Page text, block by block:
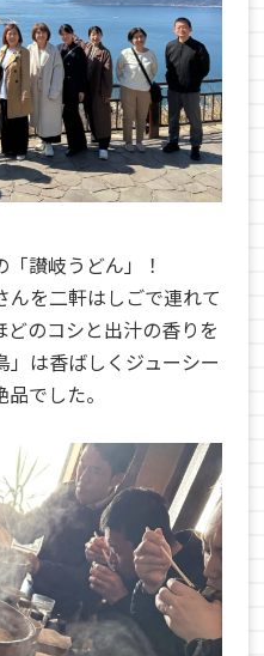
讃岐うどん」！
んを二軒はしごで連れて
のコシと出汁の香りを
は香ばしくジューシー
でした。